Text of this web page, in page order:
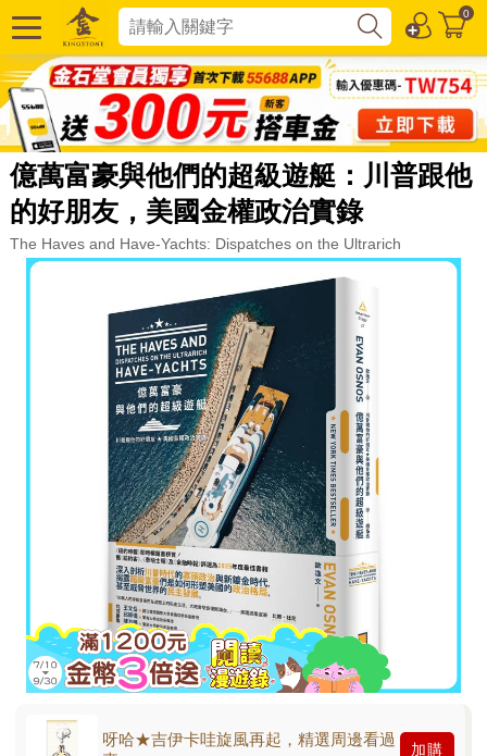
0
億萬富豪與他們的超級遊艇：川普跟他
的好朋友，美國金權政治實錄
The Haves and Have-Yachts: Dispatches on the Ultrarich
呀哈★吉伊卡哇旋風再起，精選周邊看過
加購